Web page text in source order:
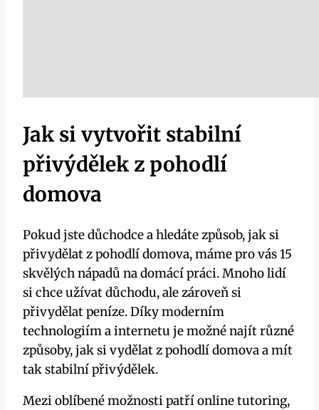
Jak si vytvořit stabilní
přivýdělek z pohodlí
domova
Pokud jste důchodce a hledáte způsob, jak si
přivydělat z pohodlí domova, máme pro vás 15
skvělých nápadů na domácí práci. Mnoho lidí
si chce užívat důchodu, ale zároveň si
přivydělat peníze. Díky moderním
technologiím a internetu je možné najít různé
způsoby, jak si vydělat z pohodlí domova a mít
tak stabilní přivýdělek.
Mezi oblíbené možnosti patří online tutoring,